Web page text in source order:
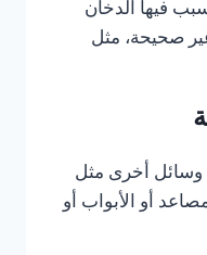
فيها الدخان
صحيحة، مثل
وسائل أخرى مثل
أو الأبواب أو